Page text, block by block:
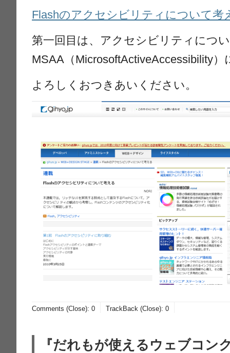
Flashのアクセシビリティについて考
第一回目は、アクセシビリティにつ
MSAA（MicrosoftActiveAccessibility
よろしくおつきあいください。
Comments (Close):0 TrackBack (Close):0
『だれもが使えるウェブコン